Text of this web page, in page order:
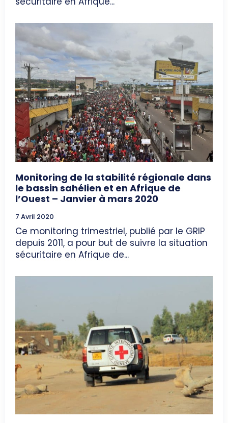
Monitoring de la stabilité régionale dans
le bassin sahélien et en Afrique de
l’Ouest – Janvier à mars 2020
7 Avril 2020
Ce monitoring trimestriel, publié par le GRIP
depuis 2011, a pour but de suivre la situation
sécuritaire en Afrique de...